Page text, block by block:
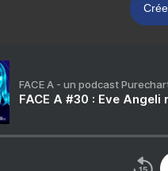
FACE A - un podcast
FACE A #30 : Eve